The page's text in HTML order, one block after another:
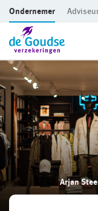
Ga direct naar de
Ondernemer
Verzekeringen
Voor je bedrijf
CAR- en
Branches
Bouw
Detailhandel
Groothandel
Arjan